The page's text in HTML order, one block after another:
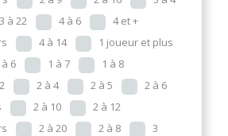
3 à 22 4 à 6
4 et +
4 à 14
1 joueur et plus
à 6 1 à 7
1 à 8
2 2 à 4 2 à 5
2 à 6
2 à 10
2 à 12
2 à 20 2 à 8
3